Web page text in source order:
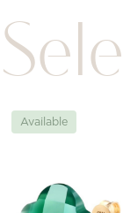
Available